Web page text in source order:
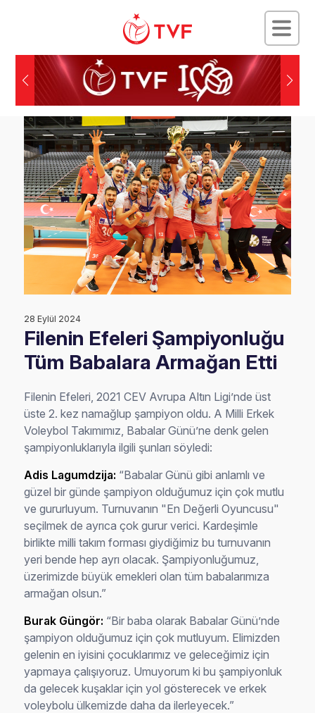
28 Eylül 2024
Filenin Efeleri Şampiyonluğu
Tüm Babalara Armağan Etti
Filenin Efeleri, 2021 CEV Avrupa Altın Ligi’nde üst
üste 2. kez namağlup şampiyon oldu. A Milli Erkek
Voleybol Takımımız, Babalar Günü’ne denk gelen
şampiyonluklarıyla ilgili şunları söyledi:
Adis Lagumdzija: “Babalar Günü gibi anlamlı ve
güzel bir günde şampiyon olduğumuz için çok mutlu
ve gururluyum. Turnuvanın "En Değerli Oyuncusu"
seçilmek de ayrıca çok gurur verici. Kardeşimle
birlikte milli takım forması giydiğimiz bu turnuvanın
yeri bende hep ayrı olacak. Şampiyonluğumuz,
üzerimizde büyük emekleri olan tüm babalarımıza
armağan olsun.”
Burak Güngör: “Bir baba olarak Babalar Günü’nde
şampiyon olduğumuz için çok mutluyum. Elimizden
gelenin en iyisini çocuklarımız ve geleceğimiz için
yapmaya çalışıyoruz. Umuyorum ki bu şampiyonluk
da gelecek kuşaklar için yol gösterecek ve erkek
voleybolu ülkemizde daha da ilerleyecek.”